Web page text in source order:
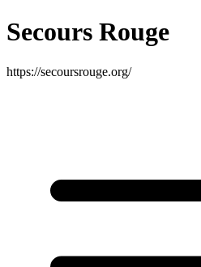
Secours Rouge
https://secoursrouge.org/